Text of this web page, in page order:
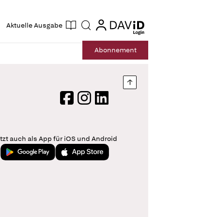
Aktuelle Ausgabe Suche login
login
Abonnement
Nach oben springen
FacebookInstagram
LinkedIn
auch als App für iOS und Android
Jetzt bei Google PlayLaden im App Store